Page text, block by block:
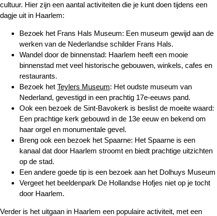
cultuur. Hier zijn een aantal activiteiten die je kunt doen tijdens een
dagje uit in Haarlem:
Bezoek het Frans Hals Museum: Een museum gewijd aan de
werken van de Nederlandse schilder Frans Hals.
Wandel door de binnenstad: Haarlem heeft een mooie
binnenstad met veel historische gebouwen, winkels, cafes en
restaurants.
Bezoek het Teylers Museum: Het oudste museum van
Nederland, gevestigd in een prachtig 17e-eeuws pand.
Ook een bezoek de Sint-Bavokerk is beslist de moeite waard:
Een prachtige kerk gebouwd in de 13e eeuw en bekend om
haar orgel en monumentale gevel.
Breng ook een bezoek het Spaarne: Het Spaarne is een
kanaal dat door Haarlem stroomt en biedt prachtige uitzichten
op de stad.
Een andere goede tip is een bezoek aan het Dolhuys Museum
Vergeet het beeldenpark De Hollandse Hofjes niet op je tocht
door Haarlem.
Verder is het uitgaan in Haarlem een populaire activiteit, met een